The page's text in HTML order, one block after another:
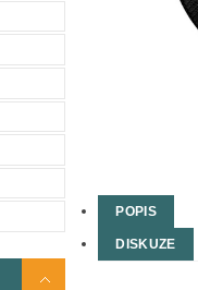
POPIS
DISKUZE